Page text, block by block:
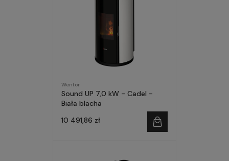
Wentor
Sound UP 7,0 kW - Cadel -
Biała blacha
10 491,86 zł